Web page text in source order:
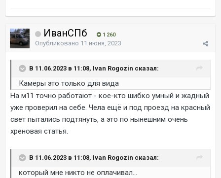
ИванСПб 1 260
Опубликовано 11 июня, 2023
В 11.06.2023 в 11:08, Ivan Rogozin сказал:
Камеры это только для вида
На м11 точно работают - кое-кто шибко умный и жадный
уже проверил на себе. Чела ещё и под проезд на красный
свет пытались подтянуть, а это по нынешним очень
хреновая статья.
В 11.06.2023 в 11:08, Ivan Rogozin сказал:
который мне никто не оплачивал...